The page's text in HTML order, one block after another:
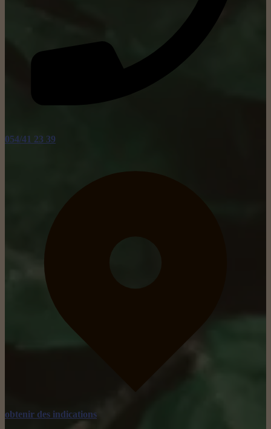
054/41 23 39
obtenir des indications